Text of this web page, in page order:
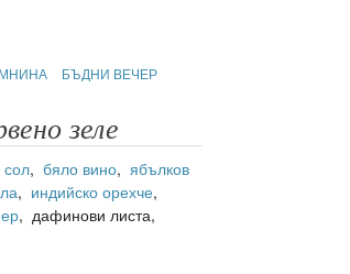
БЪДНИ ВЕЧЕР
зеле
сол,бяло вино,ябълков
, индийско орехче,
, дафинови листа,